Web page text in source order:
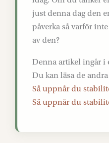
just denna dag den
påverka så varför
av den?
Denna artikel ingår i
Du kan läsa de
Så uppnår du
Så uppnår du